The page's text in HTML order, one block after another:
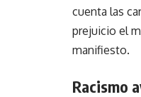
cuenta las
prejuicio el
manifiesto.
Racismo